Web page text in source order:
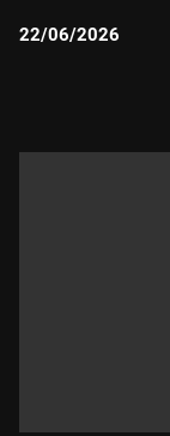
22/06/2026